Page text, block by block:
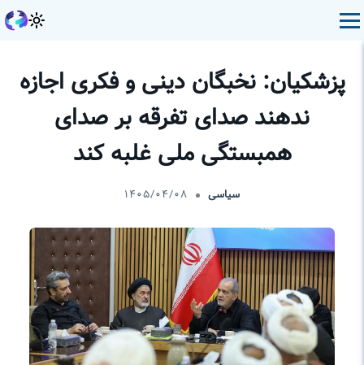
پزشکیان: نخبگان دینی و فکری اجازه
ندهند صدای تفرقه بر صدای
همبستگی ملی غلبه کند
سیاسی ۱۴۰۵/۰۴/۰۸